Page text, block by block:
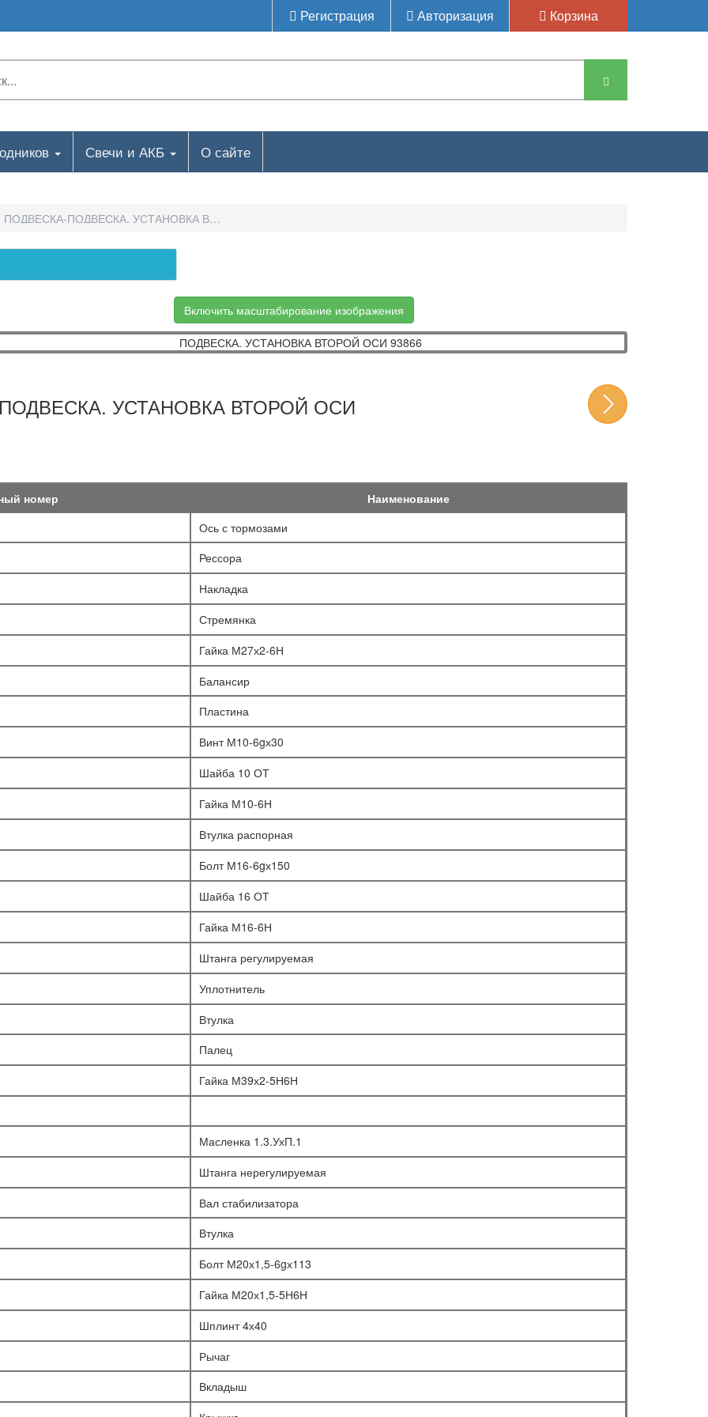
Регистрация Авторизация Корзина
Свечи и АКБ О сайте
ПОДВЕСКА-ПОДВЕСКА. УСТАНОВКА ВТОРОЙ ОСИ
Включить масштабирование изображения
ПОДВЕСКА. УСТАНОВКА ВТОРОЙ ОСИ
номер
Наименование
Ось с тормозами
Рессора
Накладка
Стремянка
Гайка М27х2-6Н
Балансир
Пластина
Винт М10-6gх30
Шайба 10 ОТ
Гайка М10-6Н
Втулка распорная
Болт М16-6gх150
Шайба 16 ОТ
Гайка М16-6Н
Штанга регулируемая
Уплотнитель
Втулка
Палец
Гайка М39х2-5Н6Н
Масленка 1.3.УхП.1
Штанга нерегулируемая
Вал стабилизатора
Втулка
Болт М20х1,5-6gх113
Гайка М20х1,5-5Н6Н
Шплинт 4х40
Рычаг
Вкладыш